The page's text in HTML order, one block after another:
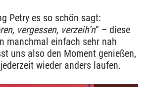
Petry es so schön sagt:
vergessen, verzeih’n” – diese
manchmal einfach sehr nah
uns also den Moment genießen,
wieder anders laufen.